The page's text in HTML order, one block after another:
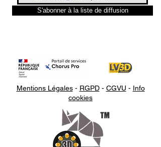
S'abonner à la liste de diffusion
Mentions Légales- RGPD- CGVU - Info
cookies